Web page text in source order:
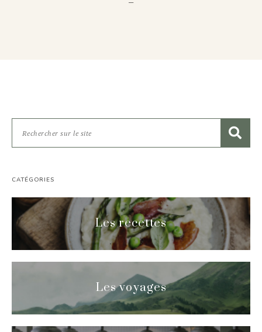
CATÉGORIES
Les recettes
Les voyages